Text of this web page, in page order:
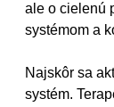
ale o cielenú
systémom a
Najskôr sa
systém.